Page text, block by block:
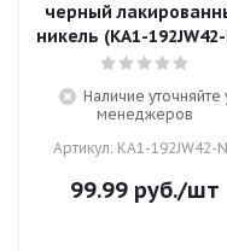
черный
никель (KA1-
Наличие уточняйте
менеджеров
Артикул: KA1-192JW42-
99.99 руб./шт